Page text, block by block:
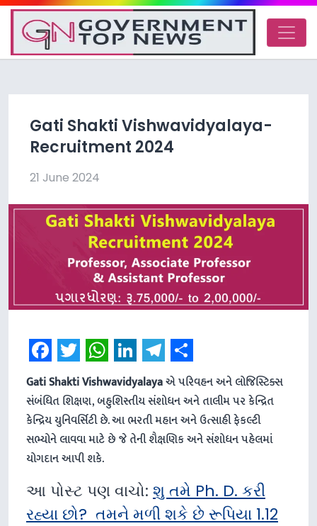
Gati Shakti Vishwavidyalaya-
Recruitment 2024
21 June 2024
Facebook
Twitter
WhatsApp
LinkedIn
Telegram
Share
Gati Shakti Vishwavidyalayaએ પરિવહન અને લોજિસ્ટિક્સ
સંબંધિત શિક્ષણ, બહુશિસ્તીય સંશોધન અને તાલીમ પર કેન્દ્રિત
કેન્દ્રિય યુનિવર્સિટી છે. આ ભરતી મહાન અને ઉત્સાહી ફેકલ્ટી
સભ્યોને લાવવા માટે છે જે તેની શૈક્ષણિક અને સંશોધન પહેલમાં
યોગદાન આપી શકે.
આ પોસ્ટ પણ વાચો: શુ તમે Ph. D. કરી
રહ્યા છો? તમને મળી શકે છે રૂપિયા 1.12